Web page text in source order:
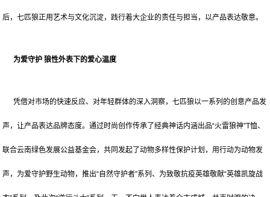
后，七匹狼正用艺术与文化沉淀，践行着大企业的责任与担当，以产品表达敬意。
为爱守护 狼性外表下的爱心温度
凭借对市场的快速反应、对年轻群体的深入洞察，七匹狼以一系列的创意产品发
声，让产品表达品牌态度。通过时尚创作传承了经典神话内涵出品“火雷狼神”T恤、
联合云南绿色发展公益基金会，共同发起了动物多样性保护计划，用行动为动物发
声，为爱守护野生动物，推出“自然守护者”系列、为致敬抗疫英雄敬献“英雄凯旋战